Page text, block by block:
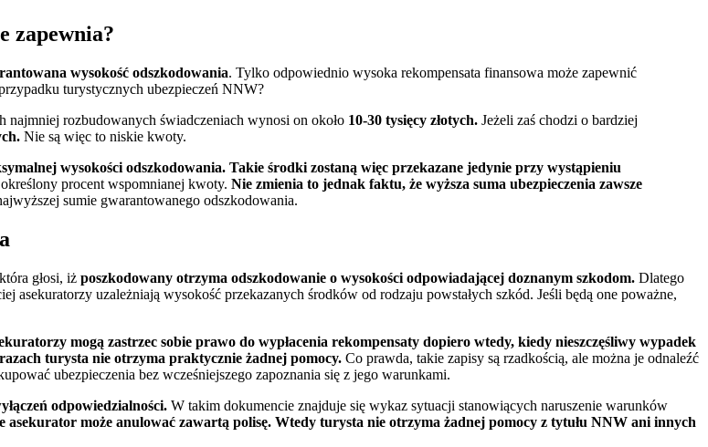
zapewnia?
wysokość odszkodowania. Tylko odpowiednio wysoka rekompensata finansowa może zapewnić
turystycznych ubezpieczeń NNW?
rozbudowanych świadczeniach wynosi on około 10-30 tysięcy złotych. Jeżeli zaś chodzi o bardziej
Nie są więc to niskie kwoty.
wysokości odszkodowania. Takie środki zostaną więc przekazane jedynie przy wystąpieniu
procent wspomnianej kwoty. Nie zmienia to jednak faktu, że wyższa suma ubezpieczenia zawsze
sumie gwarantowanego odszkodowania.
głosi, iż poszkodowany otrzyma odszkodowanie o wysokości odpowiadającej doznanym szkodom. Dlatego
asekuratorzy uzależniają wysokość przekazanych środków od rodzaju powstałych szkód. Jeśli będą one poważne,
mogą zastrzec sobie prawo do wypłacenia rekompensaty dopiero wtedy, kiedy nieszczęśliwy wypadek
turysta nie otrzyma praktycznie żadnej pomocy. Co prawda, takie zapisy są rzadkością, ale można je odnaleźć
ubezpieczenia bez wcześniejszego zapoznania się z jego warunkami.
odpowiedzialności. W takim dokumencie znajduje się wykaz sytuacji stanowiących naruszenie warunków
może anulować zawartą polisę. Wtedy turysta nie otrzyma żadnej pomocy z tytułu NNW ani innych